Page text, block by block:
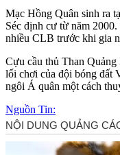
Mạc Hồng Quân sinh ra
Séc định cư từ năm
nhiều CLB trước khi gia
Cựu cầu thủ Than
lối chơi của đội bóng đất
ngôi Á quân một cách
Nguồn Tin: